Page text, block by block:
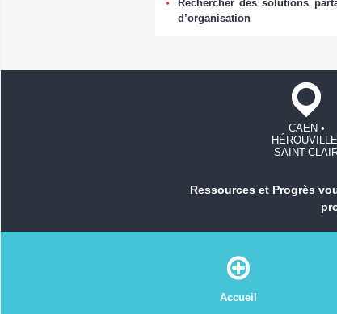
Rechercher des solutions
d’organisation
CAEN •
SAINT-
Ressources et Progrès
Accueil